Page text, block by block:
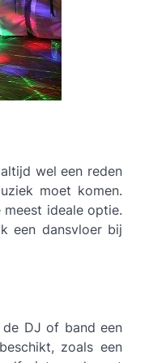
wel een reden
moet komen.
ideale optie.
een dansvloer bij
DJ of band een
zoals een